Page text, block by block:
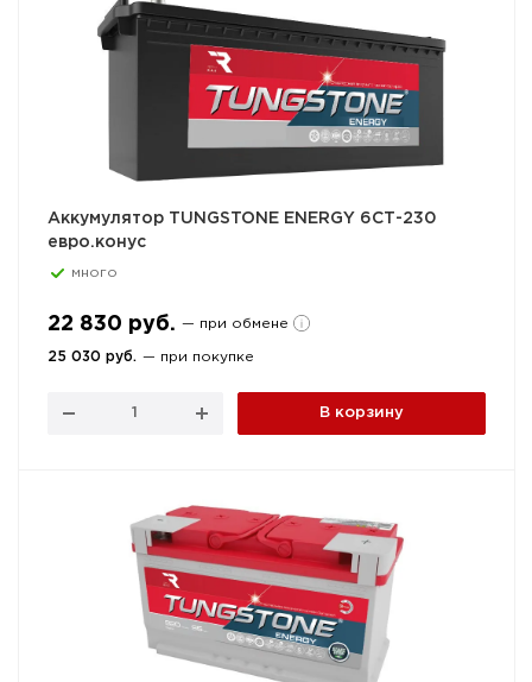
Аккумулятор TUNGSTONE ENERGY 6СТ-230
евро.конус
много
22 830 руб. — при обмене
25 030 руб. — при покупке
В корзину